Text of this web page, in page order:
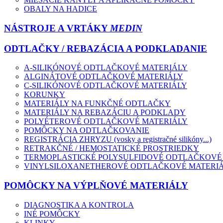
OBALY NA HADICE
NÁSTROJE A VRTÁKY MEDIN
ODTLAČKY / REBAZÁCIA A PODKLADANIE
A-SILIKÓNOVÉ ODTLAČKOVÉ MATERIÁLY
ALGINÁTOVÉ ODTLAČKOVÉ MATERIÁLY
C-SILIKÓNOVÉ ODTLAČKOVÉ MATERIÁLY
KORUNKY
MATERIÁLY NA FUNKČNÉ ODTLAČKY
MATERIÁLY NA REBAZÁCIU A PODKLADY
POLYÉTEROVÉ ODTLAČKOVÉ MATERIÁLY
POMÔCKY NA ODTLAČKOVANIE
REGISTRÁCIA ZHRYZU (vosky a registračné silikóny...)
RETRAKČNÉ / HEMOSTATICKÉ PROSTRIEDKY
TERMOPLASTICKÉ POLYSULFIDOVÉ
VINYLSILOXANETHEROVÉ ODTLAČKOVÉ
POMÔCKY NA VÝPLŇOVÉ MATERIÁLY
DIAGNOSTIKA A KONTROLA
INÉ POMÔCKY